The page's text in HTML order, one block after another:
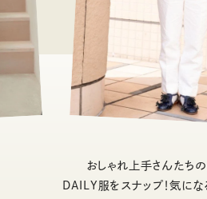
おしゃれ上手さんたち
DAILY服をスナップ！気にな